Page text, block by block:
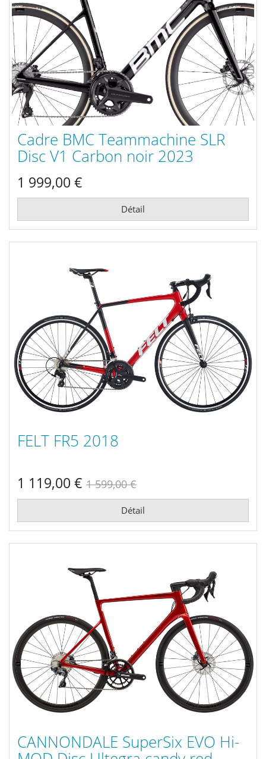
Cadre BMC Teammachine SLR
Disc V1 Carbon noir 2023
1 999,00 €
Détail
FELT FR5 2018
1 119,00 € 1 599,00 €
Détail
CANNONDALE SuperSix EVO Hi-